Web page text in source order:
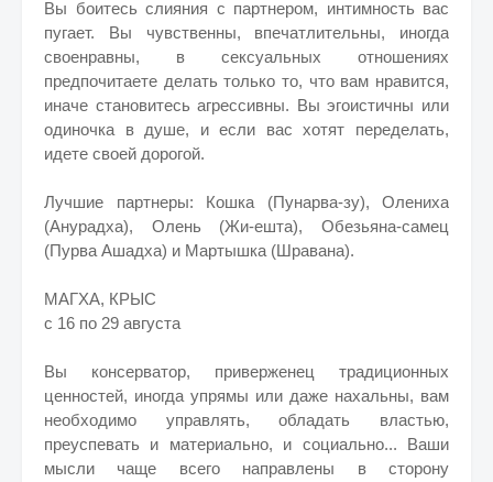
Вы боитесь слияния с партнером, интимность вас
пугает. Вы чувственны, впечатлительны, иногда
своенравны, в сексуальных отношениях
предпочитаете делать только то, что вам нравится,
иначе становитесь агрессивны. Вы эгоистичны или
одиночка в душе, и если вас хотят переделать,
идете своей дорогой.
Лучшие партнеры: Кошка (Пунарва-зу), Олениха
(Анурадха), Олень (Жи-ешта), Обезьяна-самец
(Пурва Ашадха) и Мартышка (Шравана).
МАГХА, КРЫС
с 16 по 29 августа
Вы консерватор, приверженец традиционных
ценностей, иногда упрямы или даже нахальны, вам
необходимо управлять, обладать властью,
преуспевать и материально, и социально... Ваши
мысли чаще всего направлены в сторону